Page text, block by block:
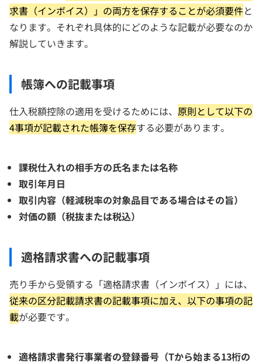
求書（インボイス）」の両方を保存することが必須要件と
なります。それぞれ具体的にどのような記載が必要なのか
解説していきます。
帳簿への記載事項
仕入税額控除の適用を受けるためには、 原則として以下の
4事項が記載された帳簿を保存する必要があります。
課税仕入れの相手方の氏名または名称
取引年月日
取引内容（軽減税率の対象品目である場合はその旨）
対価の額（税抜または税込）
適格請求書への記載事項
売り手から受領する「適格請求書（インボイス）」には、
従来の区分記載請求書の記載事項に加え、以下の事項の記
載が必要です。
適格請求書発行事業者の登録番号（Tから始まる13桁の